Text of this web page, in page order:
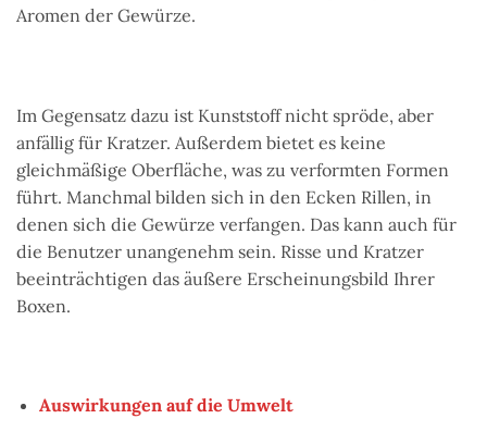
Aromen der Gewürze.
Im Gegensatz dazu ist Kunststoff nicht spröde, aber
anfällig für Kratzer. Außerdem bietet es keine
gleichmäßige Oberfläche, was zu verformten Formen
führt. Manchmal bilden sich in den Ecken Rillen, in
denen sich die Gewürze verfangen. Das kann auch für
die Benutzer unangenehm sein. Risse und Kratzer
beeinträchtigen das äußere Erscheinungsbild Ihrer
Boxen.
Auswirkungen auf die Umwelt